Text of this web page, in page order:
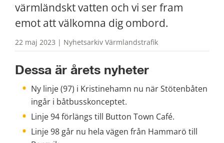
värmländskt vatten och vi ser fram
emot att välkomna dig ombord.
22 maj 2023 | Nyhetsarkiv Värmlandstrafik
Dessa är årets nyheter
Ny linje (97) i Kristinehamn nu när Stötenbåten
ingår i båtbusskonceptet.
Linje 94 förlängs till Button Town Café.
Linje 98 går nu hela vägen från Hammarö till